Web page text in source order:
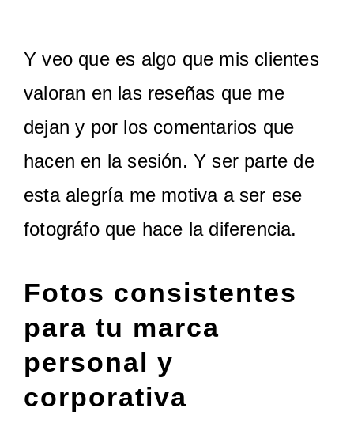
Y veo que es algo que mis clientes
valoran en las reseñas que me
dejan y por los comentarios que
hacen en la sesión. Y ser parte de
esta alegría me motiva a ser ese
fotográfo que hace la diferencia.
Fotos consistentes
para tu marca
personal y
corporativa